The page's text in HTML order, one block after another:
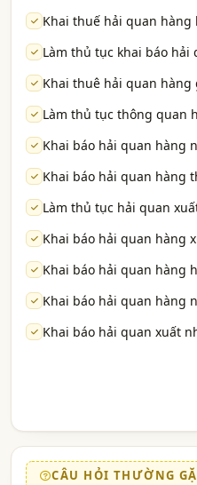
Khai thuế hải quan hàng
Làm thủ tục khai báo hải
Khai thuê hải quan hàng
Làm thủ tục thông quan
Khai báo hải quan hàng
Khai báo hải quan hàng
Làm thủ tục hải quan
Khai báo hải quan hàng
Khai báo hải quan hàng
Khai báo hải quan hàng
Khai báo hải quan xuất
CÂU HỎI THƯỜNG